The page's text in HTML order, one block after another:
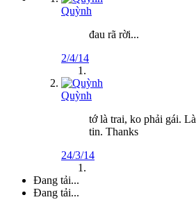
Quỳnh
đau rã rời...
2/4/14
Quỳnh
tớ là trai, ko phải gái.
tin. Thanks
24/3/14
Đang tải...
Đang tải...